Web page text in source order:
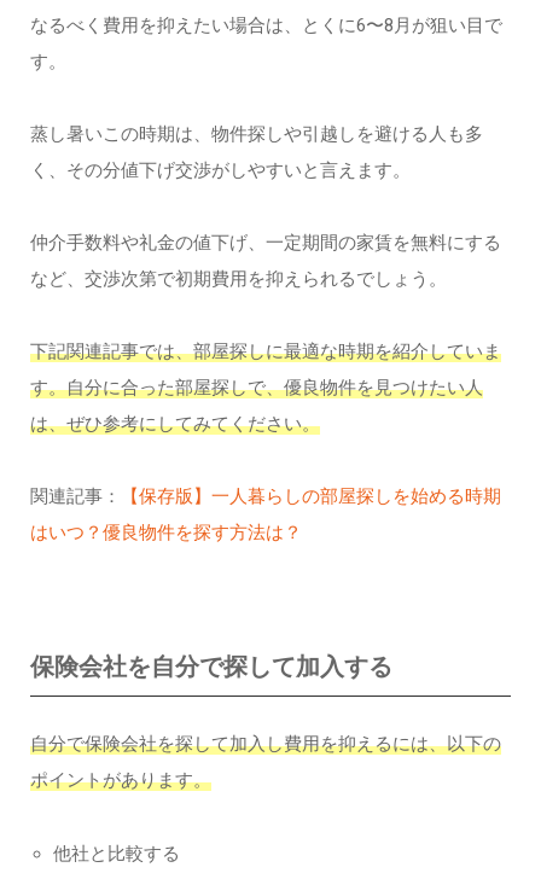
なるべく費用を抑えたい場合は、とくに6〜8月が狙い目で
す。
蒸し暑いこの時期は、物件探しや引越しを避ける人も多
く、その分値下げ交渉がしやすいと言えます。
仲介手数料や礼金の値下げ、一定期間の家賃を無料にする
など、交渉次第で初期費用を抑えられるでしょう。
下記関連記事では、部屋探しに最適な時期を紹介していま
す。自分に合った部屋探しで、優良物件を見つけたい人
は、ぜひ参考にしてみてください。
関連記事：
【保存版】一人暮らしの部屋探しを始める時期
はいつ？優良物件を探す方法は？
保険会社を自分で探して加入する
自分で保険会社を探して加入し費用を抑えるには、以下の
ポイントがあります。
他社と比較する